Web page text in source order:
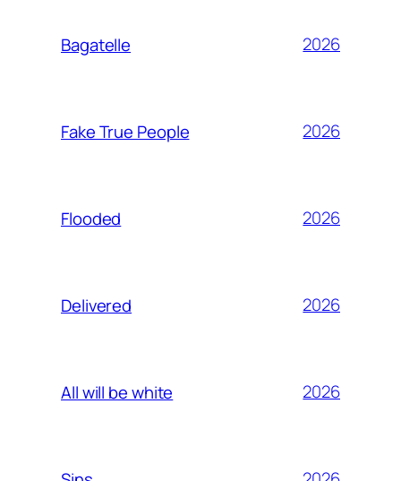
Bagatelle 2026
Fake True People 2026
Flooded 2026
Delivered 2026
All will be white 2026